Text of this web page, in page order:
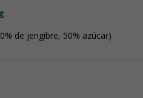
de jengibre, 50% azúcar)